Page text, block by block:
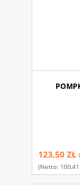
123,50 ZŁ
(netto: